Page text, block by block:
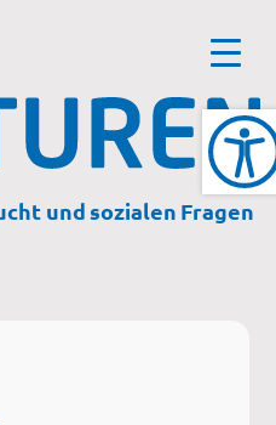
und sozialen Fragen